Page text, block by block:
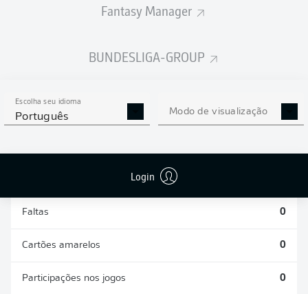
Fantasy Manager
BUNDESLIGA-GROUP
Escolha seu idioma
Português Modo de visualização
Login
ESTATÍSTICAS DA
Faltas 0
Cartões amarelos 0
Participações nos jogos 0